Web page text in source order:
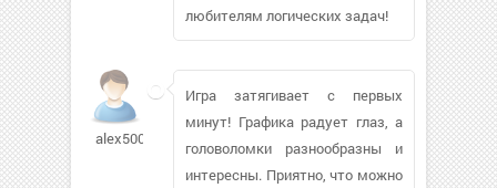
любителям логических задач!
alex50002197
Игра затягивает с первых
минут! Графика радует глаз, а
головоломки разнообразны и
интересны. Приятно, что можно